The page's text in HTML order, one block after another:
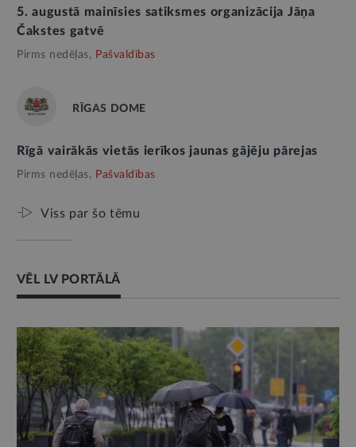
5. augustā mainīsies satiksmes organizācija Jāņa
Čakstes gatvē
Pirms nedēļas, Pašvaldības
RĪGAS DOME
Rīgā vairākās vietās ierīkos jaunas gājēju pārejas
Pirms nedēļas, Pašvaldības
Viss par šo tēmu
VĒL LV PORTĀLĀ